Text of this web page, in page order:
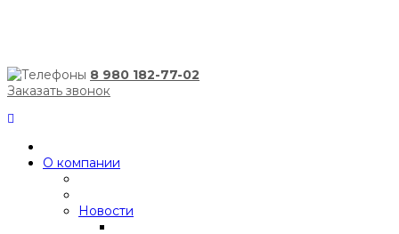
8 980 182-77-02
Заказать звонок
О компании
Новости